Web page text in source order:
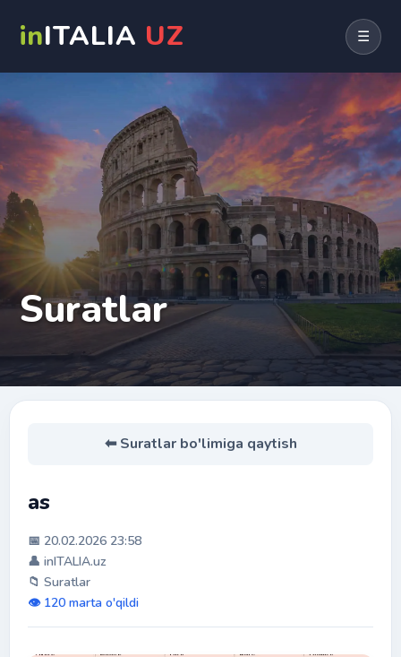
inITALIA UZ ☰
Suratlar
⬅ Suratlar bo'limiga qaytish
as
📅 20.02.2026 23:58
👤 inITALIA.uz
📁 Suratlar
👁️ 120 marta o'qildi